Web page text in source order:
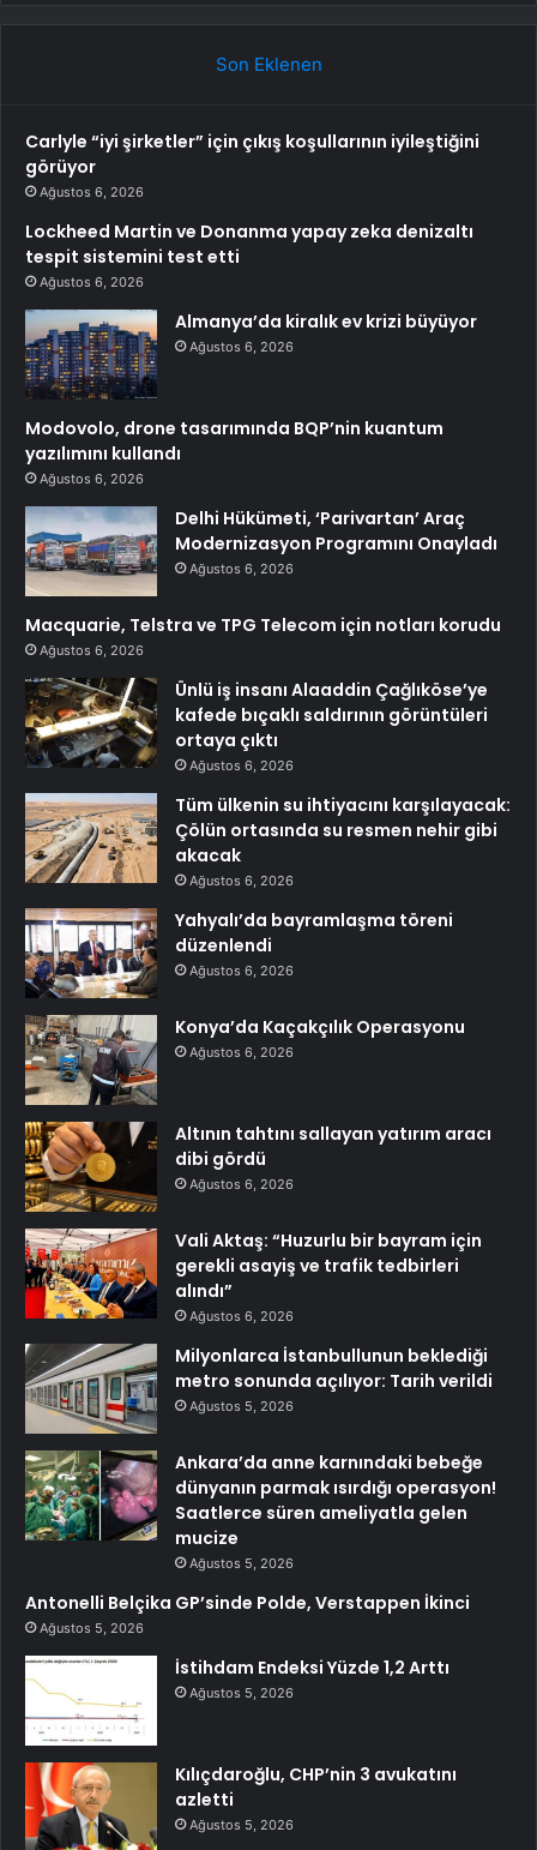
Son Eklenen
Carlyle “iyi şirketler” için çıkış koşullarının iyileştiğini
görüyor
Ağustos 6, 2026
Lockheed Martin ve Donanma yapay zeka denizaltı
tespit sistemini test etti
Ağustos 6, 2026
Almanya’da kiralık ev krizi büyüyor
Ağustos 6, 2026
Modovolo, drone tasarımında BQP’nin kuantum
yazılımını kullandı
Ağustos 6, 2026
Delhi Hükümeti, ‘Parivartan’ Araç
Modernizasyon Programını Onayladı
Ağustos 6, 2026
Macquarie, Telstra ve TPG Telecom için notları korudu
Ağustos 6, 2026
Ünlü iş insanı Alaaddin Çağlıköse’ye
kafede bıçaklı saldırının görüntüleri
ortaya çıktı
Ağustos 6, 2026
Tüm ülkenin su ihtiyacını karşılayacak:
Çölün ortasında su resmen nehir gibi
akacak
Ağustos 6, 2026
Yahyalı’da bayramlaşma töreni
düzenlendi
Ağustos 6, 2026
Konya’da Kaçakçılık Operasyonu
Ağustos 6, 2026
Altının tahtını sallayan yatırım aracı
dibi gördü
Ağustos 6, 2026
Vali Aktaş: “Huzurlu bir bayram için
gerekli asayiş ve trafik tedbirleri
alındı”
Ağustos 6, 2026
Milyonlarca İstanbullunun beklediği
metro sonunda açılıyor: Tarih verildi
Ağustos 5, 2026
Ankara’da anne karnındaki bebeğe
dünyanın parmak ısırdığı operasyon!
Saatlerce süren ameliyatla gelen
mucize
Ağustos 5, 2026
Antonelli Belçika GP’sinde Polde, Verstappen İkinci
Ağustos 5, 2026
İstihdam Endeksi Yüzde 1,2 Arttı
Ağustos 5, 2026
Kılıçdaroğlu, CHP’nin 3 avukatını
azletti
Ağustos 5, 2026